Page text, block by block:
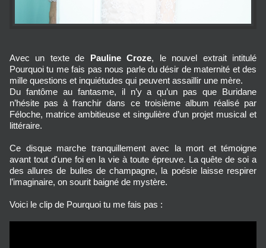
Avec un texte de Pauline Croze, le nouvel extrait intitulé
Pourquoi tu me fais pas nous parle du désir de maternité et des
mille questions et inquiétudes qui peuvent assaillir une mère.
Du fantôme au fantasme, il n’y a qu’un pas que Buridane
n’hésite pas à franchir dans ce troisième album réalisé par
Féloche, matrice ambitieuse et singulière d’un projet musical et
littéraire.
Ce disque marche tranquillement avec la mort et témoigne
avant tout d'une foi en la vie à toute épreuve. La quête de soi a
des allures de bulles de champagne, la poésie laisse respirer
l’imaginaire, on sourit baigné de mystère.
Voici le clip de Pourquoi tu me fais pas :